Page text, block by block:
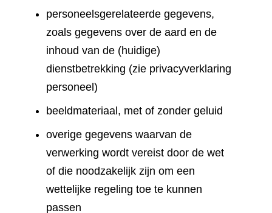
personeelsgerelateerde gegevens,
zoals gegevens over de aard en de
inhoud van de (huidige)
dienstbetrekking (zie privacyverklaring
personeel)
beeldmateriaal, met of zonder geluid
overige gegevens waarvan de
verwerking wordt vereist door de wet
of die noodzakelijk zijn om een
wettelijke regeling toe te kunnen
passen